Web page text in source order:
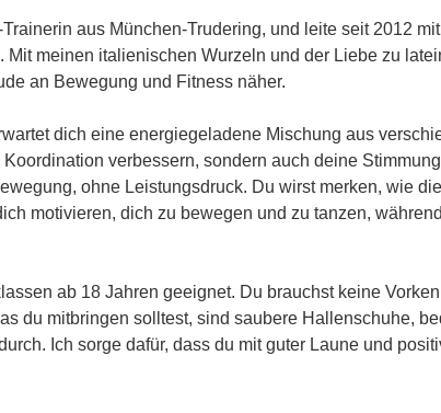
aus München-Trudering, und leite seit 2012
Mit meinen italienischen Wurzeln und der Liebe zu
an Bewegung und Fitness näher.
dich eine energiegeladene Mischung aus
verbessern, sondern auch deine
ohne Leistungsdruck. Du wirst merken, wie
motivieren, dich zu bewegen und zu tanzen,
ab 18 Jahren geeignet. Du brauchst keine
du mitbringen solltest, sind saubere Hallenschuhe,
Ich sorge dafür, dass du mit guter Laune und